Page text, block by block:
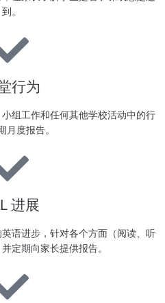
到。
行为
组工作和任何其他学校活动中的行
月度报告。
进展
语进步，针对各个方面（阅读、听
定期向家长提供报告。